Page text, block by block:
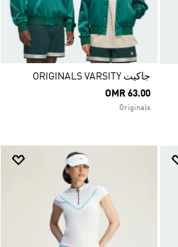
جاكيت ORIGINALS VARSITY
OMR 63.00
Originals